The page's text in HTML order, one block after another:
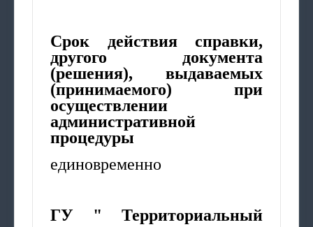
Срок действия справки,
другого документа
(решения), выдаваемых
(принимаемого) при
осуществлении
административной
процедуры
единовременно
ГУ " Территориальный